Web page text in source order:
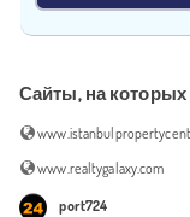
Сайты, на
www.realtygalaxy.com
port724